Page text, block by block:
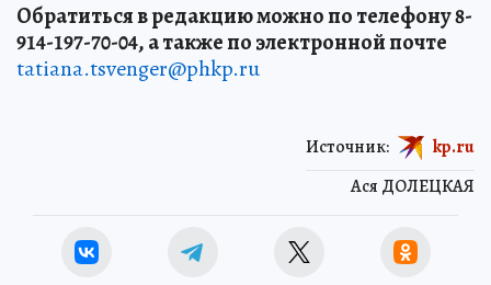
Обратиться в редакцию можно по телефону 8-
914-197-70-04, а также по электронной почте
tatiana.tsvenger@phkp.ru
Ася ДОЛЕЦКАЯ
Источник: kp.ru